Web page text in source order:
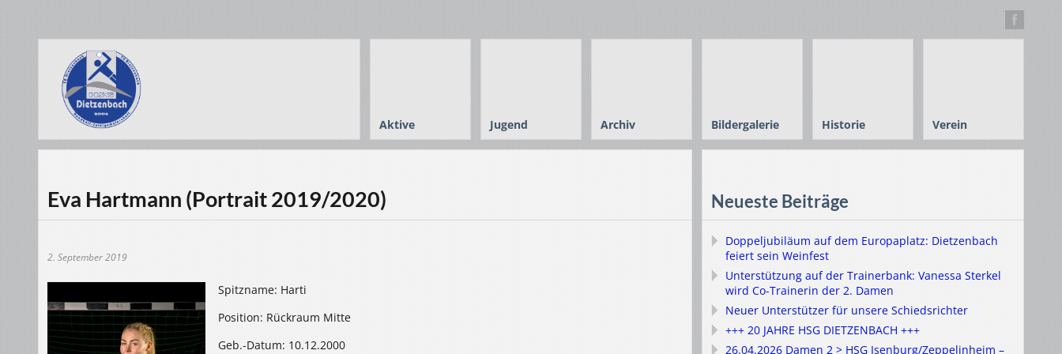
Aktive Jugend Archiv Bildergalerie Historie Verein
Eva Hartmann (Portrait 2019/2020)
2. September 2019
Spitzname: Harti
Position: Rückraum Mitte
Geb.-Datum: 10.12.2000
Neueste Beiträge
Doppeljubiläum auf dem Europaplatz: Dietzenbach
feiert sein Weinfest
Unterstützung auf der Trainerbank: Vanessa Sterkel
wird Co-Trainerin der 2. Damen
Neuer Unterstützer für unsere Schiedsrichter
+++ 20 JAHRE HSG DIETZENBACH +++
26.04.2026 Damen 2 > HSG Isenburg/Zeppelinheim –